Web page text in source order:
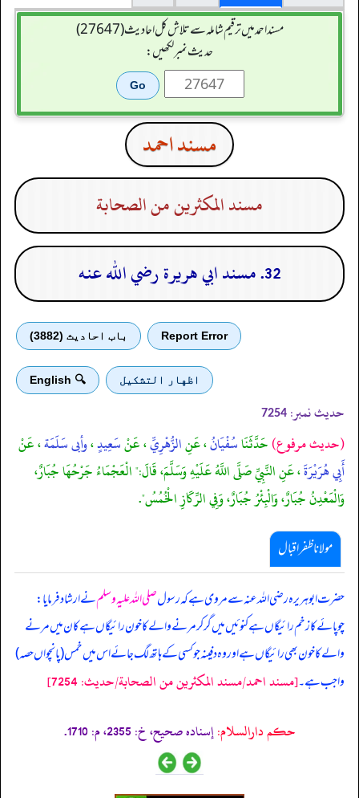
مسند احمد میں ترقیم شاملہ سے تلاش کل احادیث (27647)
حدیث نمبر لکھیں:
مسند احمد
مسند المكثرين من الصحابة
32. مسند ابي هريرة رضي الله عنه
Report Error باب احادیث (3882)
اظهار التشكيل 🔍 English
حدیث نمبر: 7254
(حديث مرفوع)حَدَّثَنَاسُفْيَانُ، عَنِالزُّهْرِيِّ، عَنْسَعِيدٍ،وأبى سَلَمَة، عَنْ
أَبِي هُرَيْرَةَ، عَنِ النَّبِيِّ صَلَّى اللَّهُ عَلَيْهِ وَسَلَّمَ، قَالَ:" الْعَجْمَاءُ جَرْحُهَا جُبَارٌ،
وَالْمَعْدِنُ جُبَارٌ، وَالْبِئْرُ جُبَارٌ، وَفِي الرِّكَازِ الْخُمُسُ".
مولانا ظفر اقبال
حضرت ابوہریرہ رضی اللہ عنہ سے مروی ہے کہ رسولصلی اللہ علیہ وسلمنے ارشاد فرمایا:
چوپائے کا زخم رائیگاں ہے کنوئیں میں گر کر مرنے والے کا خون رائیگاں ہے کان میں مرنے
والے کا خون بھی رائیگاں ہے اور وہ دفینہ جو کسی کے ہاتھ لگ جائے اس میں خمس (پانچواں حصہ)
واجب ہے۔[مسند احمد/مسند المكثرين من الصحابة/حدیث: 7254]
حکم دارالسلام:إسناده صحيح، خ: 2355، م: 1710.